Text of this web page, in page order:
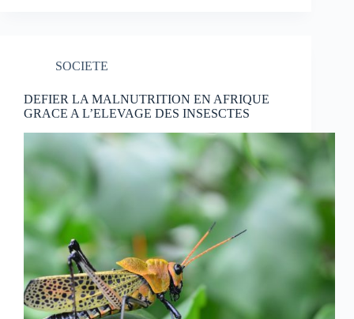
SOCIETE
DEFIER LA MALNUTRITION EN AFRIQUE
GRACE A L’ELEVAGE DES INSESCTES